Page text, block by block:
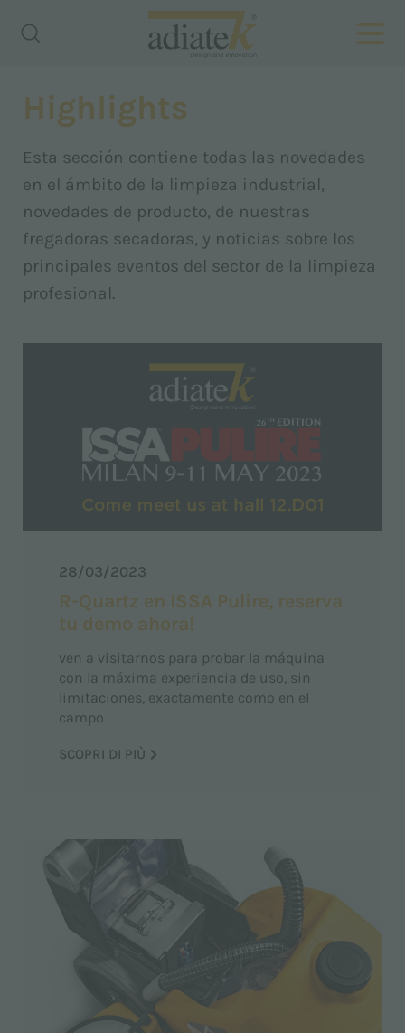
Highlights
Esta sección contiene todas las novedades
en el ámbito de la limpieza industrial,
novedades de producto, de nuestras
fregadoras secadoras, y noticias sobre los
principales eventos del sector de la limpieza
profesional.
28/03/2023
R-Quartz en ISSA Pulire, reserva
tu demo ahora!
ven a visitarnos para probar la máquina
con la máxima experiencia de uso, sin
limitaciones, exactamente como en el
campo
SCOPRI DI PIÙ